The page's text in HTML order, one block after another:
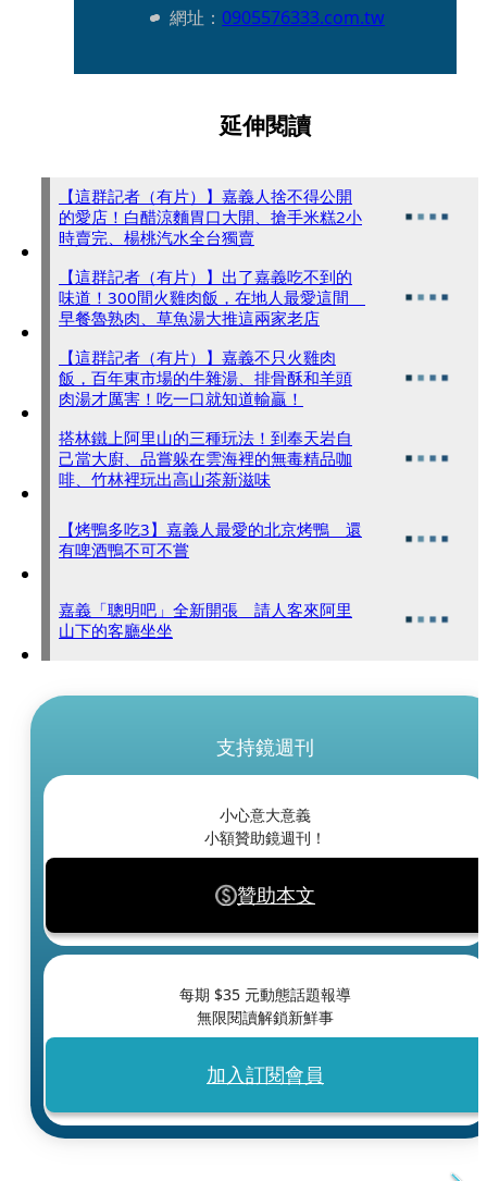
網址： 0905576333.com.tw
延伸閱讀
【這群記者（有片）】嘉義人捨不得公開
的愛店！白醋涼麵胃口大開、搶手米糕2小
時賣完、楊桃汽水全台獨賣
【這群記者（有片）】出了嘉義吃不到的
味道！300間火雞肉飯，在地人最愛這間
早餐魯熟肉、草魚湯大推這兩家老店
【這群記者（有片）】嘉義不只火雞肉
飯，百年東市場的牛雜湯、排骨酥和羊頭
肉湯才厲害！吃一口就知道輸贏！
搭林鐵上阿里山的三種玩法！到奉天岩自
己當大廚、品嘗躲在雲海裡的無毒精品咖
啡、竹林裡玩出高山茶新滋味
【烤鴨多吃3】嘉義人最愛的北京烤鴨 還
有啤酒鴨不可不嘗
嘉義「聰明吧」全新開張 請人客來阿里
山下的客廳坐坐
支持鏡週刊
小心意大意義
小額贊助鏡週刊！
贊助本文
每期 $35 元動態話題報導
無限閱讀解鎖新鮮事
加入訂閱會員